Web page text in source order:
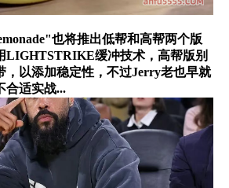
也将推出低帮和高帮两个版
LIGHTSTRIKE缓冲技术，高帮版别
，以添加稳定性，不过Jerry老也早就
合适实战...